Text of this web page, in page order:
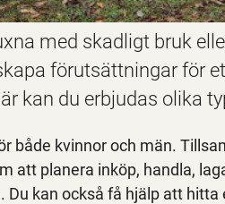
med skadligt bruk
förutsättningar för
kan du erbjudas olika
både kvinnor och män.
att planera inköp, handla,
kan också få hjälp att hitta